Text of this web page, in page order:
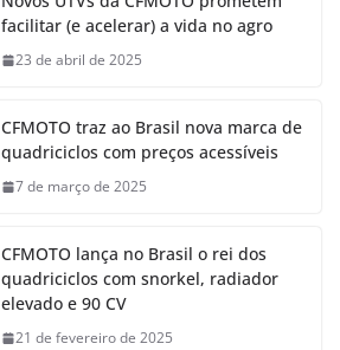
facilitar (e acelerar) a vida no agro
23 de abril de 2025
CFMOTO traz ao Brasil nova marca de
quadriciclos com preços acessíveis
7 de março de 2025
CFMOTO lança no Brasil o rei dos
quadriciclos com snorkel, radiador
elevado e 90 CV
21 de fevereiro de 2025